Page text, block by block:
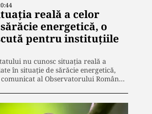
reală a celor
energetică, o
pentru instituţiile
nu cunosc situaţia reală a
în situaţie de sărăcie energetică,
al Observatorului Român…